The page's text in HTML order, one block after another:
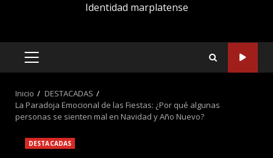
Identidad marplatense
MENÚ
Inicio
DESTACADAS
La Paradoja Emocional de las Fiestas: ¿Por qué algunas
personas se sienten mal en Navidad y Año Nuevo?
DESTACADAS